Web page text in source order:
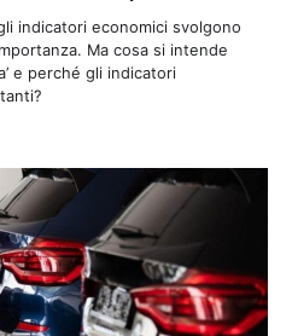
indicatori economici svolgono
Ma cosa si intende
e perché gli indicatori